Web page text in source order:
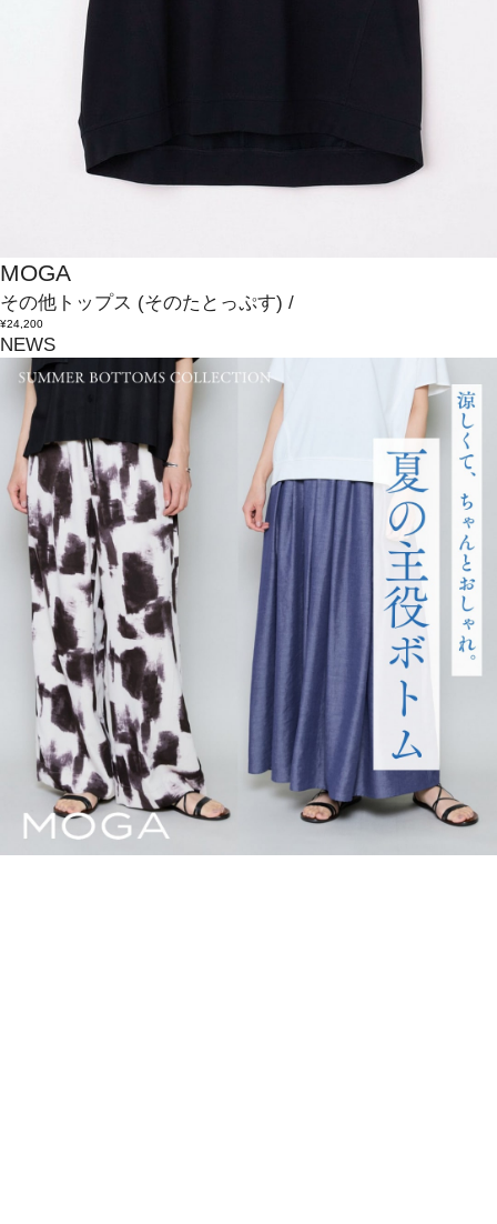
MOGA
その他トップス (そのたとっぷす) /
¥24,200
NEWS